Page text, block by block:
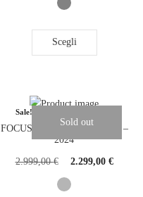
Scegli
Sale!
Sold out
FOCUS – IZALCO MAX 8.7 –
2024
2.999,00€ 2.299,00 €